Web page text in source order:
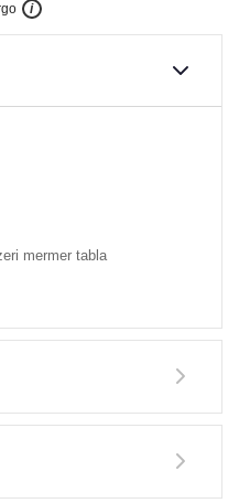
go i
mermer tabla